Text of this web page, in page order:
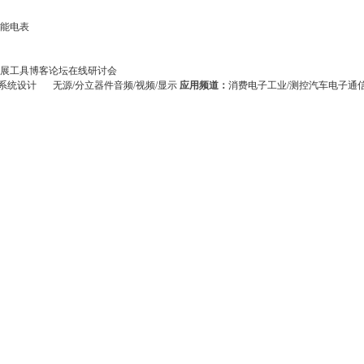
电表
工具博客论坛在线研讨会
统设计
无源/分立器件音频/视频/显示 应用频道： 消费电子工业/测控汽车电子通